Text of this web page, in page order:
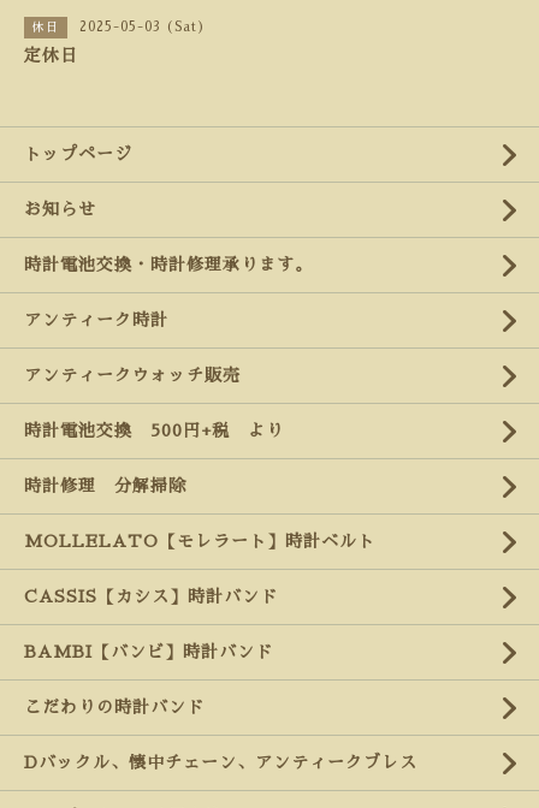
休日 2025-05-03 (Sat)
定休日
トップページ
お知らせ
時計電池交換・時計修理承ります。
アンティーク時計
アンティークウォッチ販売
時計電池交換 500円+税 より
時計修理 分解掃除
MOLLELATO【モレラート】時計ベルト
CASSIS【カシス】時計バンド
BAMBI【バンビ】時計バンド
こだわりの時計バンド
Dバックル、懐中チェーン、アンティークブレス